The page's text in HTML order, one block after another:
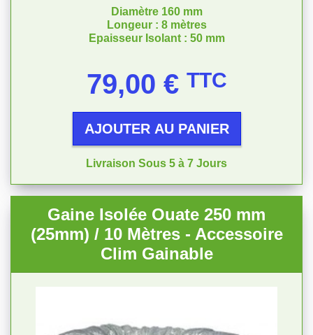
Diamètre 160 mm
Longeur : 8 mètres
Epaisseur Isolant : 50 mm
79,00 € TTC
AJOUTER AU PANIER
Livraison Sous 5 à 7 Jours
Gaine Isolée Ouate 250 mm
(25mm) / 10 Mètres - Accessoire
Clim Gainable